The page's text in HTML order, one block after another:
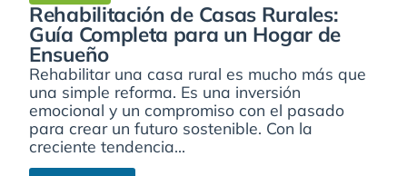
Rehabilitación de Casas Rurales:
Guía Completa para un Hogar de
Ensueño
Rehabilitar una casa rural es mucho más que
una simple reforma. Es una inversión
emocional y un compromiso con el pasado
para crear un futuro sostenible. Con la
creciente tendencia...